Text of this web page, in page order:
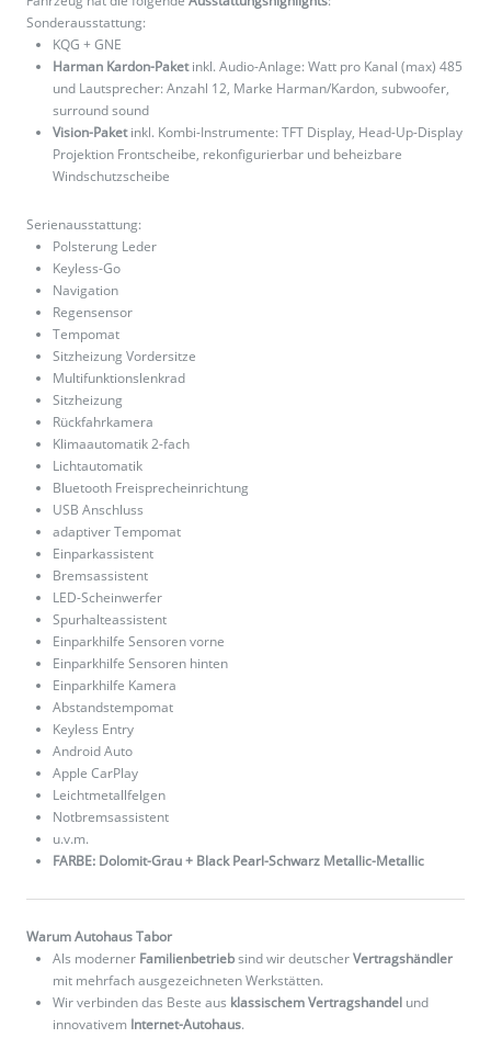
Sonderausstattung:
KQG + GNE
Harman Kardon-Paketinkl. Audio-Anlage: Watt pro Kanal (max) 485
und Lautsprecher: Anzahl 12, Marke Harman/Kardon, subwoofer,
surround sound
Vision-Paketinkl. Kombi-Instrumente: TFT Display, Head-Up-Display
Projektion Frontscheibe, rekonfigurierbar und beheizbare
Windschutzscheibe
Serienausstattung:
Polsterung Leder
Keyless-Go
Navigation
Regensensor
Tempomat
Sitzheizung Vordersitze
Multifunktionslenkrad
Sitzheizung
Rückfahrkamera
Klimaautomatik 2-fach
Lichtautomatik
Bluetooth Freisprecheinrichtung
USB Anschluss
adaptiver Tempomat
Einparkassistent
Bremsassistent
LED-Scheinwerfer
Spurhalteassistent
Einparkhilfe Sensoren vorne
Einparkhilfe Sensoren hinten
Einparkhilfe Kamera
Abstandstempomat
Keyless Entry
Android Auto
Apple CarPlay
Leichtmetallfelgen
Notbremsassistent
u.v.m.
FARBE: Dolomit-Grau + Black Pearl-Schwarz Metallic-Metallic
Warum Autohaus Tabor
Als moderner Familienbetriebsind wir deutscherVertragshändler
mit mehrfach ausgezeichneten Werkstätten.
Wir verbinden das Beste aus klassischem Vertragshandel und
innovativem Internet-Autohaus.